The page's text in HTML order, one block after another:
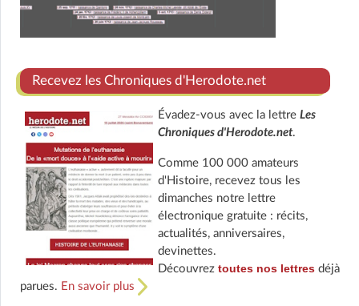
Recevez les Chroniques d'Herodote.net
Évadez-vous avec la lettre Les
Chroniques d'Herodote.net.
Comme 100 000 amateurs
d'Histoire, recevez tous les
dimanches notre lettre
électronique gratuite : récits,
actualités, anniversaires,
devinettes.
Découvrez toutes nos lettresdéjà
parues. En savoir plus